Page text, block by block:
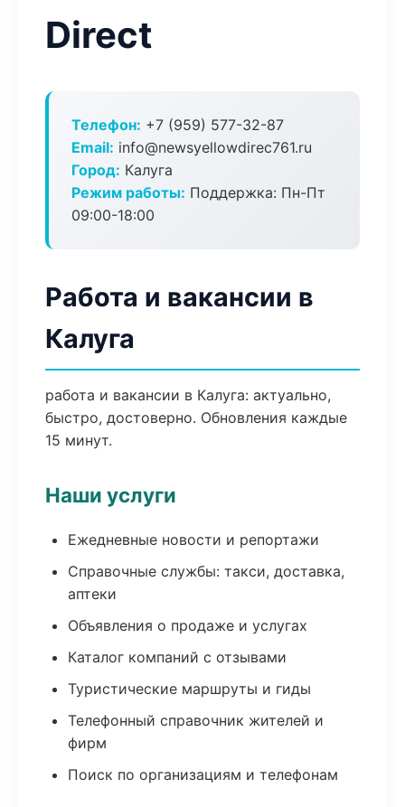
Direct
Телефон: +7 (959) 577-32-87
Email: info@newsyellowdirec761.ru
Город: Калуга
Режим работы: Поддержка: Пн-Пт
09:00-18:00
Работа и вакансии в
Калуга
работа и вакансии в Калуга: актуально,
быстро, достоверно. Обновления каждые
15 минут.
Наши услуги
Ежедневные новости и репортажи
Справочные службы: такси, доставка,
аптеки
Объявления о продаже и услугах
Каталог компаний с отзывами
Туристические маршруты и гиды
Телефонный справочник жителей и
фирм
Поиск по организациям и телефонам